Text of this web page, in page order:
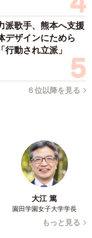
派歌手、熊本へ支援
デザインにためら
動され立派」
６位以降を見る
大江 篤
園田学園女子大学学長
もっと見る